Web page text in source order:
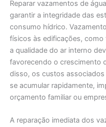
Reparar vazamentos de
garantir a integridade das
consumo hídrico.
físicos às edificações,
a qualidade do ar interno
favorecendo o crescimento
disso, os custos
se acumular rapidamente,
orçamento familiar ou
A reparação imediata dos